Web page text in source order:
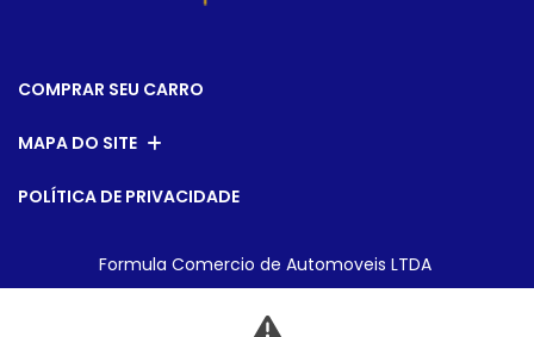
COMPRAR SEU CARRO
MAPA DO SITE
POLÍTICA DE PRIVACIDADE
Formula Comercio de Automoveis LTDA